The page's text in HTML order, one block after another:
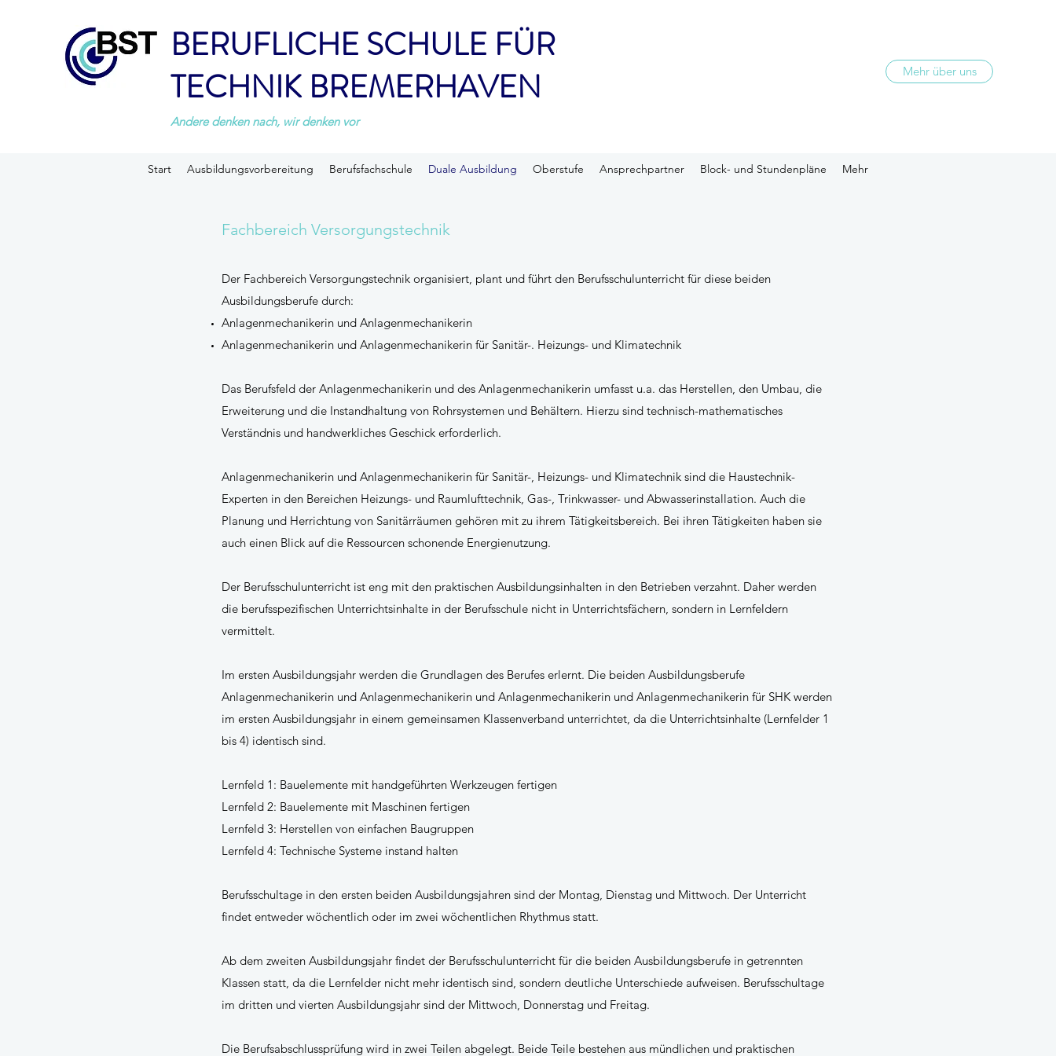
BERUFLICHE SCHULE FÜR
TECHNIK BREMERHAVEN
Andere denken nach, wir denken vor
Mehr über uns
Start Ausbildungsvorbereitung Berufsfachschule Duale Ausbildung Oberstufe Ansprechpartner Block- und Stundenpläne Mehr
Fachbereich Versorgungstechnik
Der Fachbereich Versorgungstechnik organisiert, plant und führt den Berufsschulunterricht für diese beiden
Ausbildungsberufe durch:
Anlagenmechanikerin und Anlagenmechanikerin
Anlagenmechanikerin und Anlagenmechanikerin für Sanitär-. Heizungs- und Klimatechnik
Das Berufsfeld der Anlagenmechanikerin und des Anlagenmechanikerin umfasst u.a. das Herstellen, den Umbau, die
Erweiterung und die Instandhaltung von Rohrsystemen und Behältern. Hierzu sind technisch-mathematisches
Verständnis und handwerkliches Geschick erforderlich.
Anlagenmechanikerin und Anlagenmechanikerin für Sanitär-, Heizungs- und Klimatechnik sind die Haustechnik-
Experten in den Bereichen Heizungs- und Raumlufttechnik, Gas-, Trinkwasser- und Abwasserinstallation. Auch die
Planung und Herrichtung von Sanitärräumen gehören mit zu ihrem Tätigkeitsbereich. Bei ihren Tätigkeiten haben sie
auch einen Blick auf die Ressourcen schonende Energienutzung.
Der Berufsschulunterricht ist eng mit den praktischen Ausbildungsinhalten in den Betrieben verzahnt. Daher werden
die berufsspezifischen Unterrichtsinhalte in der Berufsschule nicht in Unterrichtsfächern, sondern in Lernfeldern
vermittelt.
Im ersten Ausbildungsjahr werden die Grundlagen des Berufes erlernt. Die beiden Ausbildungsberufe
Anlagenmechanikerin und Anlagenmechanikerin und Anlagenmechanikerin und Anlagenmechanikerin für SHK werden
im ersten Ausbildungsjahr in einem gemeinsamen Klassenverband unterrichtet, da die Unterrichtsinhalte (Lernfelder 1
bis 4) identisch sind.
Lernfeld 1: Bauelemente mit handgeführten Werkzeugen fertigen
Lernfeld 2: Bauelemente mit Maschinen fertigen
Lernfeld 3: Herstellen von einfachen Baugruppen
Lernfeld 4: Technische Systeme instand halten
Berufsschultage in den ersten beiden Ausbildungsjahren sind der Montag, Dienstag und Mittwoch. Der Unterricht
findet entweder wöchentlich oder im zwei wöchentlichen Rhythmus statt.
Ab dem zweiten Ausbildungsjahr findet der Berufsschulunterricht für die beiden Ausbildungsberufe in getrennten
Klassen statt, da die Lernfelder nicht mehr identisch sind, sondern deutliche Unterschiede aufweisen. Berufsschultage
im dritten und vierten Ausbildungsjahr sind der Mittwoch, Donnerstag und Freitag.
Die Berufsabschlussprüfung wird in zwei Teilen abgelegt. Beide Teile bestehen aus mündlichen und praktischen